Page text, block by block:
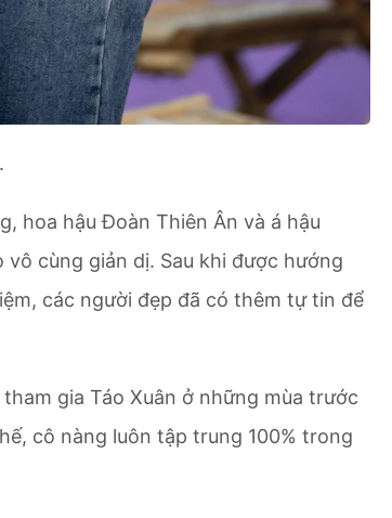
hoa hậu Đoàn Thiên Ân và á hậu
cùng giản dị. Sau khi được hướng
các người đẹp đã có thêm tự tin để
gia Táo Xuân ở những mùa trước
cô nàng luôn tập trung 100% trong